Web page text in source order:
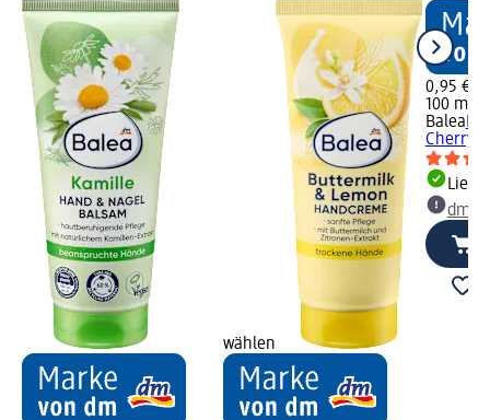
wählen
0,95 €
100 ml
Balea
Cherry,
dm